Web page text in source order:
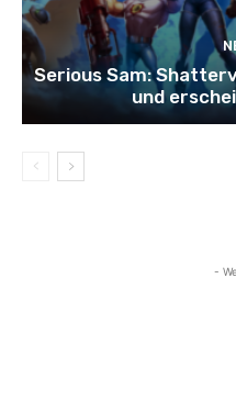
Serious Sam:
und
-